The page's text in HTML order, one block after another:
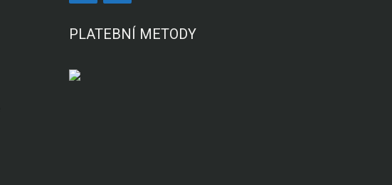
PLATEBNÍ METODY